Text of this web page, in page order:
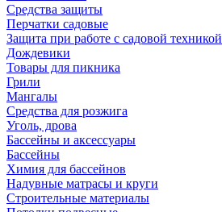
Средства защиты
Перчатки садовые
Защита при работе с садовой техникой
Дождевики
Товары для пикника
Грили
Мангалы
Средства для розжига
Уголь, дрова
Бассейны и аксессуары
Бассейны
Химия для бассейнов
Надувные матрасы и круги
Строительные материалы